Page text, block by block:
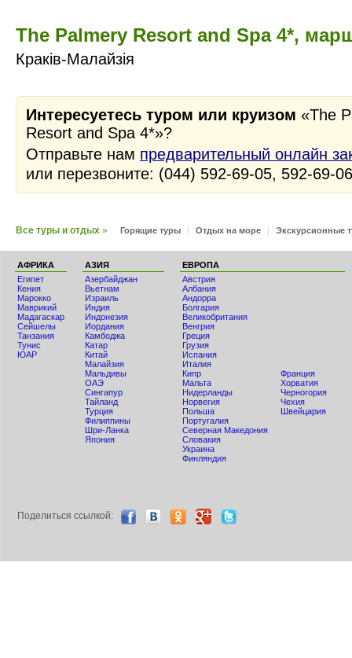
The Palmery Resort and Spa 4*,
Краків-Малайзія
Интересуетесь туром или круизом «The
Resort and Spa 4*»?
Отправьте нам предварительный онлайн
или перезвоните: (044) 592-69-05, 592-69-06
Все туры и отдых » Горящие туры | Отдых на море | Экскурсионные
АФРИКА
Египет
Кения
Мaрокко
Маврикий
Мадагаскар
Сейшелы
Танзания
Тунис
ЮАР
АЗИЯ
Азербайджан
Вьетнам
Израиль
Индия
Индонезия
Иордания
Камбоджа
Катар
Китай
Малайзия
Мальдивы
ОАЭ
Сингапур
Тайланд
Турция
Филиппины
Шри-Ланка
Япония
ЕВРОПА
Австрия
Албания
Андорра
Болгария
Великобритания
Венгрия
Греция
Грузия
Испания
Италия
Кипр
Мальта
Нидерланды
Норвегия
Польша
Португалия
Северная Македония
Словакия
Украина
Финляндия
Франция
Хорватия
Черногория
Чехия
Швейцария
Поделиться ccылкой: